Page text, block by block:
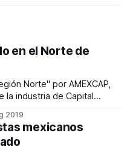
en el Norte de
Norte" por AMEXCAP,
industria de Capital
2019
mexicanos